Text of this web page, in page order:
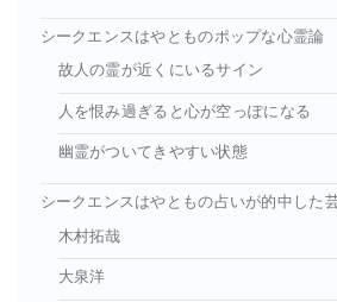
シークエンスはやとものポップな心霊論
故人の霊が近くにいるサイン
人を恨み過ぎると心が空っぽになる
幽霊がついてきやすい状態
シークエンスはやともの占いが的中した
木村拓哉
大泉洋